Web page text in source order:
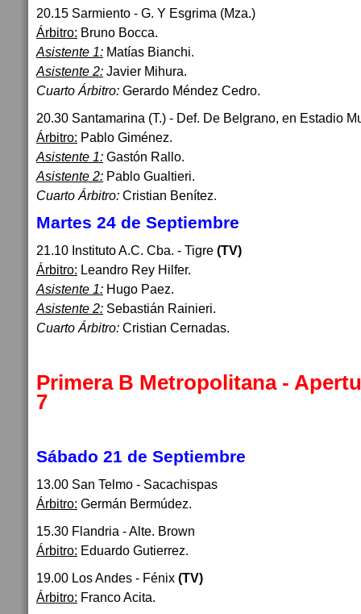
20.15 Sarmiento - G. Y Esgrima (Mza.)
Árbitro: Bruno Bocca.
Asistente 1: Matías Bianchi.
Asistente 2: Javier Mihura.
Cuarto Árbitro: Gerardo Méndez Cedro.
20.30 Santamarina (T.) - Def. De Belgrano, en Estadio
Árbitro: Pablo Giménez.
Asistente 1: Gastón Rallo.
Asistente 2: Pablo Gualtieri.
Cuarto Árbitro: Cristian Benítez.
Martes 24 de Septiembre
21.10 Instituto A.C. Cba. - Tigre (TV)
Árbitro: Leandro Rey Hilfer.
Asistente 1: Hugo Paez.
Asistente 2: Sebastián Rainieri.
Cuarto Árbitro: Cristian Cernadas.
Primera B Metropolitana -
7
Sábado 21 de Septiembre
13.00 San Telmo - Sacachispas
Árbitro: Germán Bermúdez.
15.30 Flandria - Alte. Brown
Árbitro: Eduardo Gutierrez.
19.00 Los Andes - Fénix (TV)
Árbitro: Franco Acita.